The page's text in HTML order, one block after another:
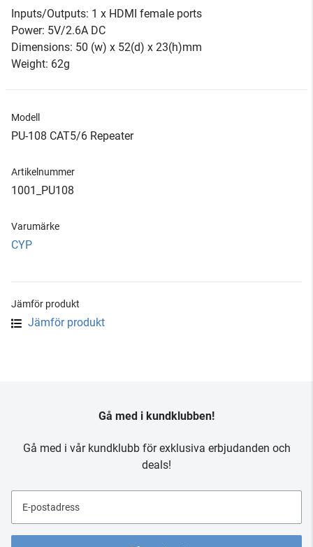
Inputs/Outputs: 1 x HDMI female ports
Power: 5V/2.6A DC
Dimensions: 50 (w) x 52(d) x 23(h)mm
Weight: 62g
Modell
PU-108 CAT5/6 Repeater
Artikelnummer
1001_PU108
Varumärke
CYP
Jämför produkt
Jämför produkt
Gå med i kundklubben!
Gå med i vår kundklubb för exklusiva erbjudanden och
deals!
E-postadress